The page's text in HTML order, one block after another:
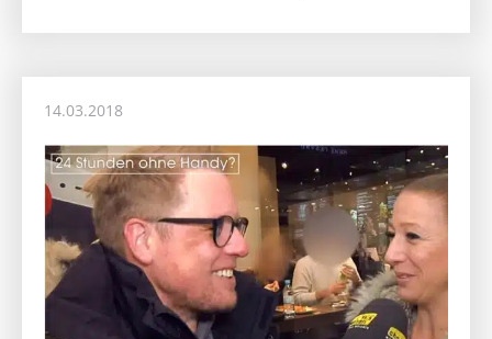
14.03.2018